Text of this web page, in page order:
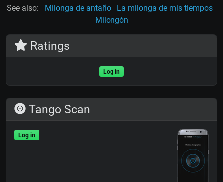
See also: Milonga de antaño
La milonga de mis tiempos
Milongón
Ratings
Log in
Tango Scan
Log in